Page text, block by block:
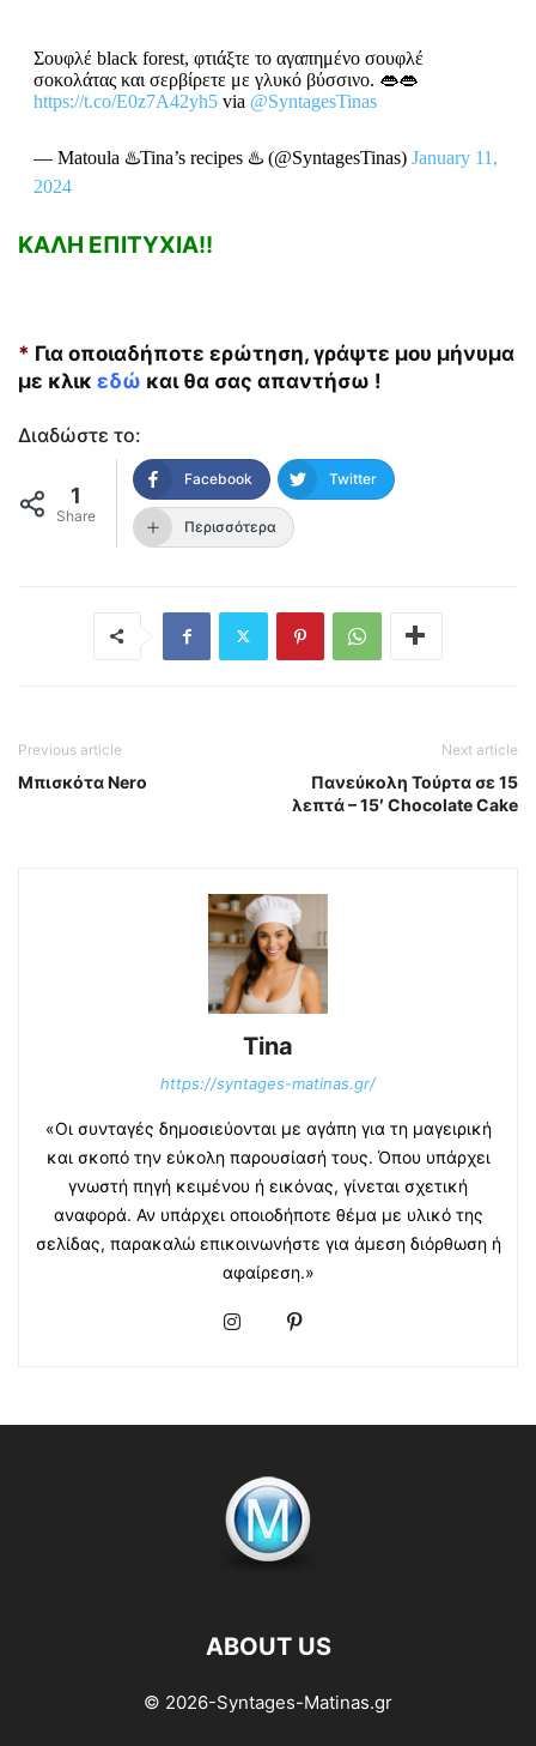
Σουφλέ black forest, φτιάξτε το αγαπημένο σουφλέ
σοκολάτας και σερβίρετε με γλυκό βύσσινο. 👄👄
https://t.co/E0z7A42yh5via @SyntagesTinas
— Matoula ♨️Tina’s recipes ♨️ (@SyntagesTinas) January 11,
2024
ΚΑΛΗ ΕΠΙΤΥΧΙΑ!!
* Για οποιαδήποτε ερώτηση, γράψτε μου μήνυμα
με κλικ εδώ και θα σας απαντήσω !
Διαδώστε το:
1
Share
Facebook Twitter
Περισσότερα
Previous article
Μπισκότα Nero
Next article
Πανεύκολη Τούρτα σε 15
λεπτά – 15′ Chocolate Cake
Tina
https://syntages-matinas.gr/
«Οι συνταγές δημοσιεύονται με αγάπη για τη μαγειρική
και σκοπό την εύκολη παρουσίασή τους. Όπου υπάρχει
γνωστή πηγή κειμένου ή εικόνας, γίνεται σχετική
αναφορά. Αν υπάρχει οποιοδήποτε θέμα με υλικό της
σελίδας, παρακαλώ επικοινωνήστε για άμεση διόρθωση ή
αφαίρεση.»
ABOUT US
© 2026-Syntages-Matinas.gr